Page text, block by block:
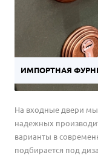
ИМПОРТНАЯ
На входные двери
надежных
варианты в
подбирается под